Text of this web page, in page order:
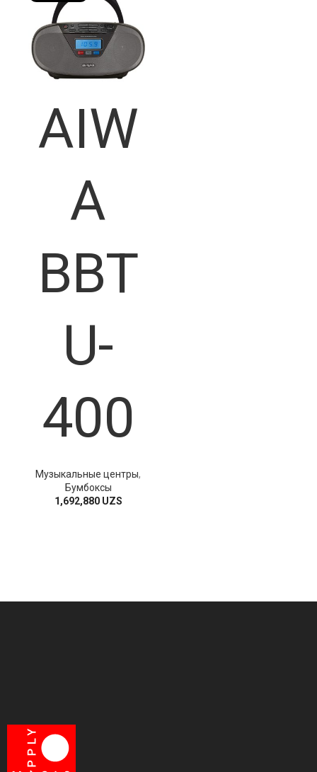
AIW
A
BBT
U-
400
Музыкальные центры,
Бумбоксы
1,692,880 UZS